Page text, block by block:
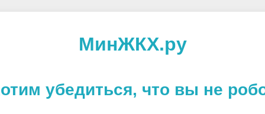
МинЖКХ.ру
убедиться, что вы не